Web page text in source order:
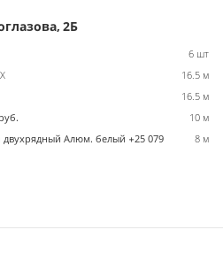
2Б
6 шт
16.5 м
16.5 м
10 м
Алюм. белый +25 079
8 м